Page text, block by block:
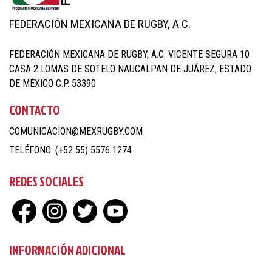
INFORMACIÓN ADICIONAL
CONTACTO
COMUNICACION@MEXRUGBY.COM
TELÉFONO: (+52 55) 5576 1274
REDES SOCIALES
FEDERACIÓN MEXICANA DE RUGBY, A.C.
FEDERACIÓN MEXICANA DE RUGBY, A.C. VICENTE SEGURA 10
CASA 2 LOMAS DE SOTELO NAUCALPAN DE JUÁREZ, ESTADO
DE MÉXICO C.P. 53390